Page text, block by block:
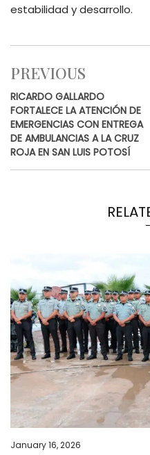
estabilidad y desarrollo.
PREVIOUS
RICARDO GALLARDO
FORTALECE LA ATENCIÓN DE
EMERGENCIAS CON ENTREGA
DE AMBULANCIAS A LA CRUZ
ROJA EN SAN LUIS POTOSÍ
January 16, 2026